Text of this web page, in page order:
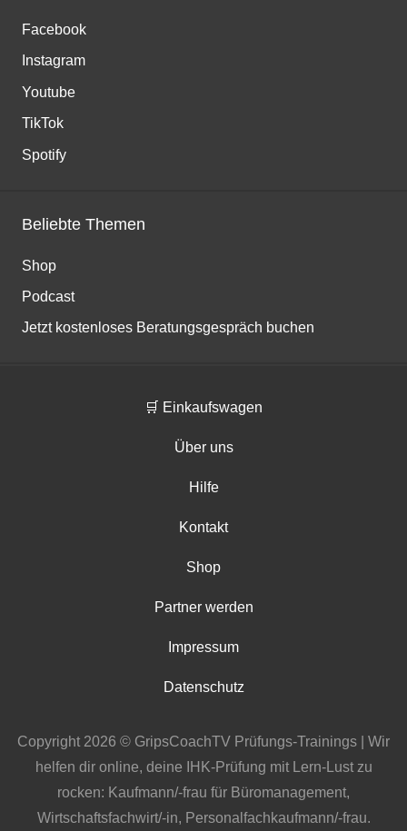
Facebook
Instagram
Youtube
TikTok
Spotify
Beliebte Themen
Shop
Podcast
Jetzt kostenloses Beratungsgespräch buchen
🛒 Einkaufswagen
Über uns
Hilfe
Kontakt
Shop
Partner werden
Impressum
Datenschutz
Copyright 2026 © GripsCoachTV Prüfungs-Trainings | Wir
helfen dir online, deine IHK-Prüfung mit Lern-Lust zu
rocken: Kaufmann/-frau für Büromanagement,
Wirtschaftsfachwirt/-in, Personalfachkaufmann/-frau.